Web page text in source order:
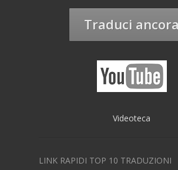
Traduci ancora
Videoteca
LINK RAPIDI TOP 10 TRADUZIONI